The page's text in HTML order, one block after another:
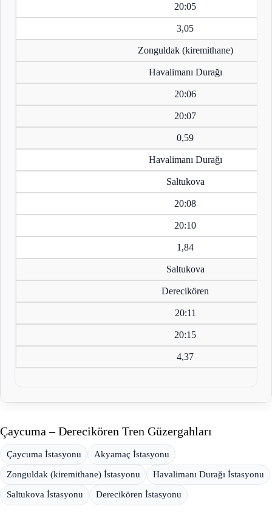
20:05
3,05
Zonguldak (kiremithane)
Havalimanı Durağı
20:06
20:07
0,59
Havalimanı Durağı
Saltukova
20:08
20:10
1,84
Saltukova
Derecikören
20:11
20:15
4,37
Çaycuma – Derecikören Tren Güzergahları
Çaycuma İstasyonu Akyamaç İstasyonu
Zonguldak (kiremithane) İstasyonu Havalimanı Durağı İstasyonu
Saltukova İstasyonu Derecikören İstasyonu